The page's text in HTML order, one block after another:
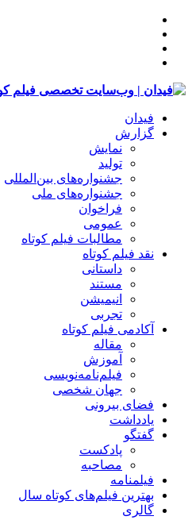
فیدان
گزارش
نمایش
تولید
‌‌جشنواره‌های بین‌المللی
جشنواره‌های ملی
فراخوان
عمومی
مطالبات فیلم کوتاه
نقد فیلم کوتاه
داستانی
مستند
انیمیشن
تجربی
آکادمی فیلم کوتاه
مقاله
آموزش
فیلم‌نامه‌نویسی
جهان شخصی
فضای بیرونی
یادداشت
گفتگو
پادکست
مصاحبه
فیلمنامه
بهترین فیلم‌های کوتاه سال
گالری